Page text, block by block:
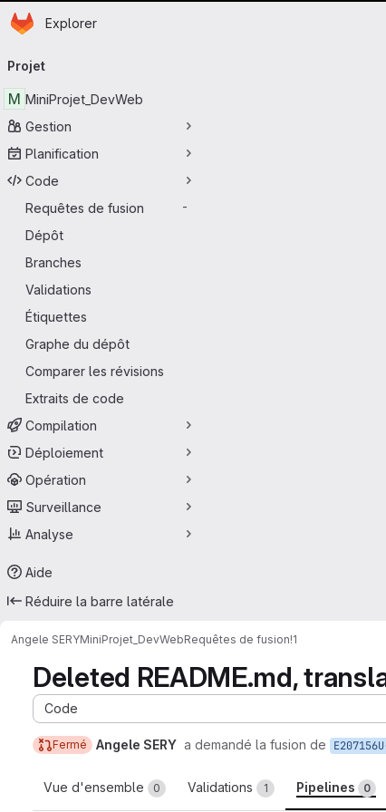
Passer au contenu principal
Page d'accueil
Explorer
principale
Projet
M MiniProjet_DevWeb
Gestion
Planification
Code
Requêtes de fusion
-
Dépôt
Branches
Validations
Étiquettes
Graphe du dépôt
Comparer les révisions
Extraits de code
Compilation
Déploiement
Opération
Surveillance
Analyse
Aide
Réduire la barre latérale
Angele SERYMiniProjet_DevWebRequêtes de fusion!1
Deleted README.md,
Code
Fermé Angele SERY a demandé la fusion de
Vue d'ensemble 0 Validations 1 Pipelines 0